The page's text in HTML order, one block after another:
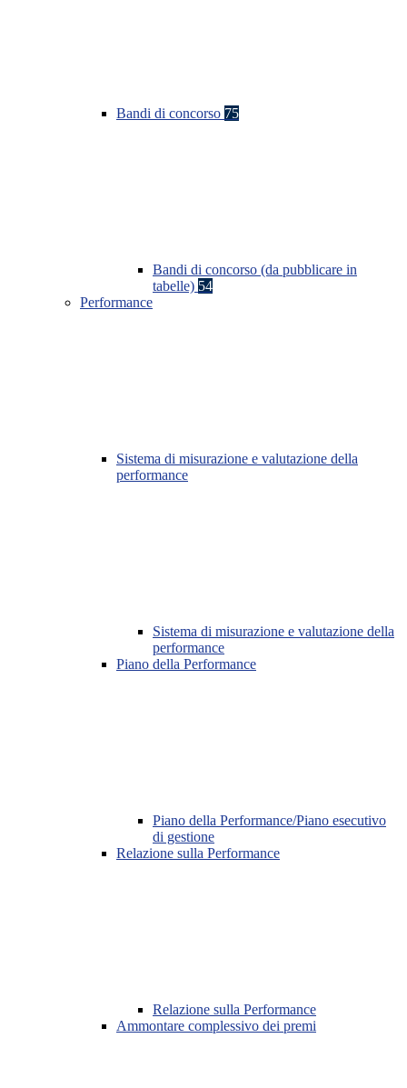
Bandi di concorso 75
Bandi di concorso (da pubblicare in
tabelle) 54
Performance
Sistema di misurazione e valutazione della
performance
Sistema di misurazione e valutazione della
performance
Piano della Performance
Piano della Performance/Piano esecutivo
di gestione
Relazione sulla Performance
Relazione sulla Performance
Ammontare complessivo dei premi